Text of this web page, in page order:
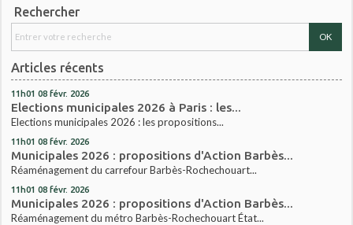
Rechercher
Articles récents
11h01 08 févr. 2026
Elections municipales 2026 à Paris : les...
Elections municipales 2026 : les propositions...
11h01 08 févr. 2026
Municipales 2026 : propositions d'Action Barbès...
Réaménagement du carrefour Barbès-Rochechouart...
11h01 08 févr. 2026
Municipales 2026 : propositions d'Action Barbès...
Réaménagement du métro Barbès-Rochechouart État...